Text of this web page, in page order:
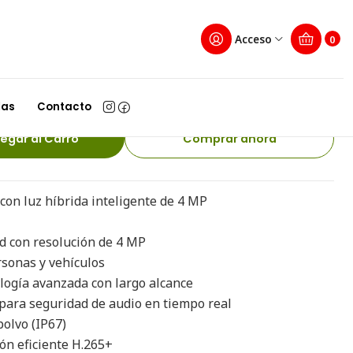
Acceso 0
Contacto
LIU 2.8mm Hikvision
al Carro Comprar ahora
luz híbrida inteligente de 4 MP
resolución de 4 MP
y vehículos
avanzada con largo alcance
seguridad de audio en tiempo real
(IP67)
eficiente H.265+